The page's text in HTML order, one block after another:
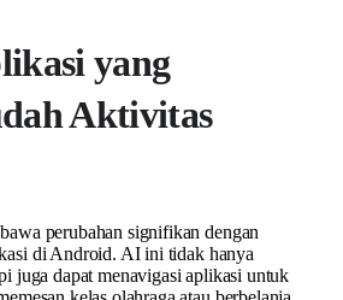
yang
Aktivitas
perubahan signifikan dengan
di Android. AI ini tidak hanya
juga dapat menavigasi aplikasi untuk